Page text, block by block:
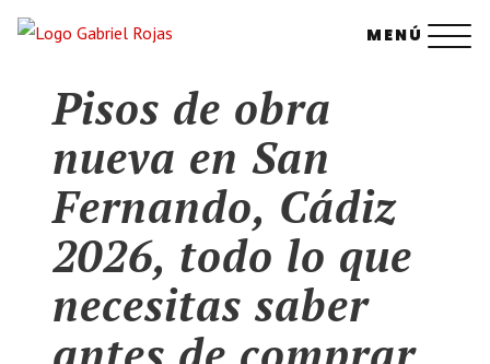
Saltar
MENÚ
Pisos de obra
nueva en San
Fernando, Cádiz
2026, todo lo que
necesitas saber